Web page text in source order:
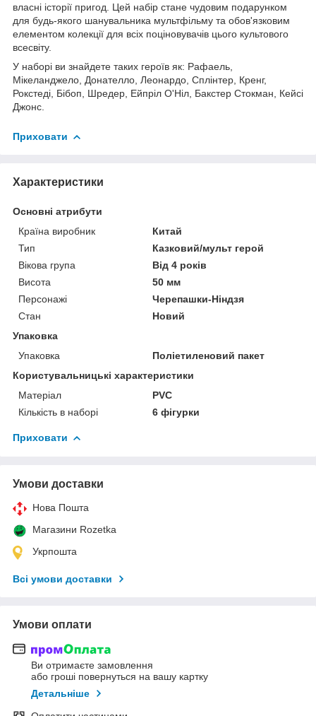
власні історії пригод. Цей набір стане чудовим подарунком
для будь-якого шанувальника мультфільму та обов'язковим
елементом колекції для всіх поціновувачів цього культового
всесвіту.
У наборі ви знайдете таких героїв як: Рафаель,
Мікеланджело, Донателло, Леонардо, Сплінтер, Кренг,
Рокстеді, Бібоп, Шредер, Ейпріл О'Ніл, Бакстер Стокман, Кейсі
Джонс.
Приховати
Характеристики
Основні атрибути
Країна виробник
Китай
Тип
Казковий/мульт герой
Вікова група
Від 4 років
Висота
50 мм
Персонажі
Черепашки-Ніндзя
Стан
Новий
Упаковка
Упаковка
Поліетиленовий пакет
Користувальницькі характеристики
Матеріал
PVC
Кількість в наборі
6 фігурки
Приховати
Умови доставки
Нова Пошта
Магазини Rozetka
Укрпошта
Всі умови доставки
Умови оплати
Ви отримаєте замовлення
або гроші повернуться на вашу картку
Детальніше